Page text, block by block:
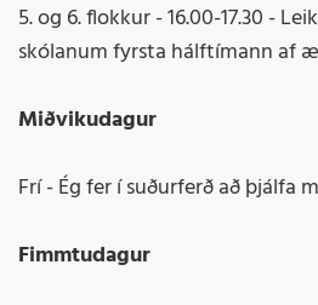
5. og 6. flokkur - 16.00-17.30 -
skólanum fyrsta hálftímann af
Miðvikudagur
Frí - Ég fer í suðurferð að þjálfa
Fimmtudagur